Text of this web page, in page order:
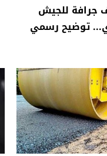
جرافة للجيش
توضيح رسمي